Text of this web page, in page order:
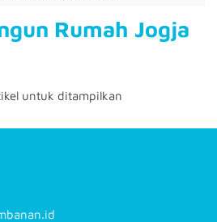
Rumah Jogja
untuk ditampilkan